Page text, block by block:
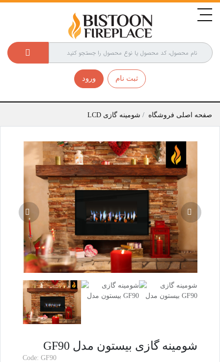
ورود ثبت نام
صفحه اصلی فروشگاه شومینه گازی LCD
شومینه گازی بیستون مدل GF90
Code: GF90